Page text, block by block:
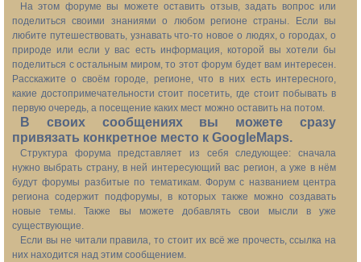
На этом форуме вы можете оставить отзыв, задать вопрос или
поделиться своими знаниями о любом регионе страны. Если вы
любите путешествовать, узнавать что-то новое о людях, о городах, о
природе или если у вас есть информация, которой вы хотели бы
поделиться с остальным миром, то этот форум будет вам интересен.
Расскажите о своём городе, регионе, что в них есть интересного,
какие достопримечательности стоит посетить, где стоит побывать в
первую очередь, а посещение каких мест можно оставить на потом.
В своих сообщениях вы можете сразу
привязать конкретное место к GoogleMaps.
Структура форума представляет из себя следующее: сначала
нужно выбрать страну, в ней интересующий вас регион, а уже в нём
будут форумы разбитые по тематикам. Форум с названием центра
региона содержит подфорумы, в которых также можно создавать
новые темы. Также вы можете добавлять свои мысли в уже
существующие.
Если вы не читали правила, то стоит их всё же прочесть, ссылка на
них находится над этим сообщением.